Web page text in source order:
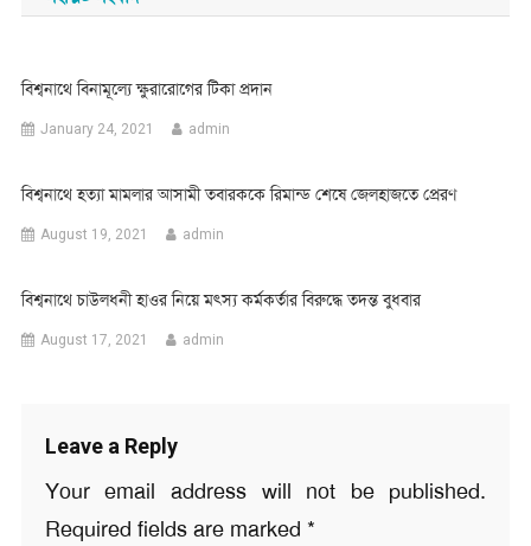
বিশ্বনাথে বিনামূল্যে ক্ষুরারোগের টিকা প্রদান
January 24, 2021 admin
বিশ্বনাথে হত্যা মামলার আসামী তবারককে রিমান্ড শেষে জেলহাজতে প্রেরণ
August 19, 2021 admin
বিশ্বনাথে চাউলধনী হাওর নিয়ে মৎস্য কর্মকর্তার বিরুদ্ধে তদন্ত বুধবার
August 17, 2021 admin
Leave a Reply
Your email address will not be published.
Required fields are marked *